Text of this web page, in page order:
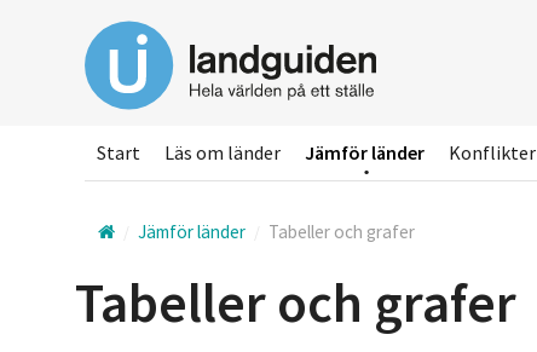
huvudinnehållet
Start Läs om länder Jämför länder Konflikter
Jämför länder Tabeller och grafer
Tabeller och grafer